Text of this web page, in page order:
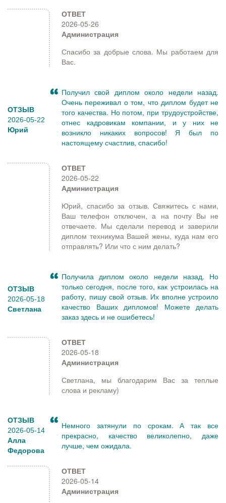
ОТВЕТ
2026-05-26
Администрация
Спасибо за добрые слова. Мы работаем для
Вас.
ОТЗЫВ
2026-05-22
Юрий
Получил свой диплом около недели назад.
Очень переживал о том, что диплом будет не
того качества. Но потом, при трудоустройстве,
отнес кадровикам компании, и у них не
возникло никаких вопросов! Я был по
настоящему счастлив, спасибо!
ОТВЕТ
2026-05-22
Администрация
Юрий, спасибо за отзыв. Свяжитесь с нами,
Ваш телефон отключен, а на почту Вы не
отвечаете. Мы сделали перевод и заверили
диплом техникума Вашей жены, куда нам его
отправлять? Или что с ним делать?
ОТЗЫВ
2026-05-18
Светлана
Получила диплом около недели назад. Но
только сегодня, после того, как устроилась на
работу, пишу свой отзыв. Их вполне устроило
качество Ваших дипломов! Можете делать
заказ здесь и не ошибетесь!
ОТВЕТ
2026-05-18
Администрация
Светлана, мы благодарим Вас за теплые
слова и рекламу)
ОТЗЫВ
2026-05-14
Алла
Федорова
Немного затянули по срокам. А так все
прекрасно, качество великолепно, даже
лучше, чем ожидала.
ОТВЕТ
2026-05-14
Администрация